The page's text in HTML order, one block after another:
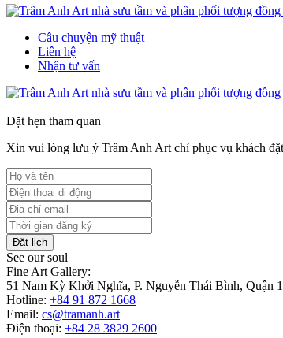
Câu chuyện mỹ thuật
Liên hệ
Nhận tư vấn
Đặt hẹn tham quan
Xin vui lòng lưu ý Trâm Anh Art chỉ phục vụ khách
Đặt lịch
See our soul
Fine Art Gallery:
51 Nam Kỳ Khởi Nghĩa, P. Nguyễn Thái Bình, Quận
Hotline: +84 91 872 1668
Email: cs@tramanh.art
Điện thoại: +84 28 3829 2600